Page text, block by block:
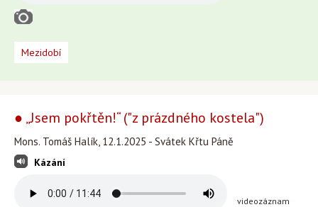
Mezidobí
● „Jsem pokřtěn!“ ("z prázdného kostela")
Mons. Tomáš Halík, 12.1.2025 - Svátek Křtu Páně
Kázání
videozáznam